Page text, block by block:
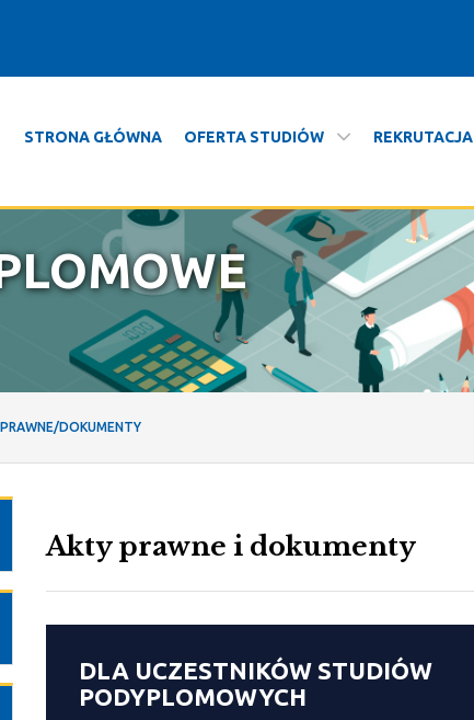
STRONA GŁÓWNA OFERTA STUDIÓW REKRUTACJA
podyplomowe
DOKUMENTY
Akty prawne i dokumenty
DLA UCZESTNIKÓW STUDIÓW
PODYPLOMOWYCH